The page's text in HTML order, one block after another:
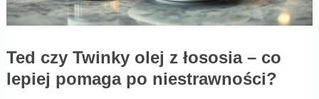
Ted czy Twinky olej z łososia – co
lepiej pomaga po niestrawności?